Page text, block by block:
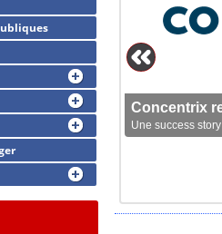
Concentrix
Une success